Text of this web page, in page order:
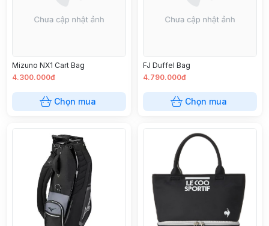
Mizuno NX1 Cart Bag
4.300.000đ
Chọn mua
FJ Duffel Bag
4.790.000đ
Chọn mua